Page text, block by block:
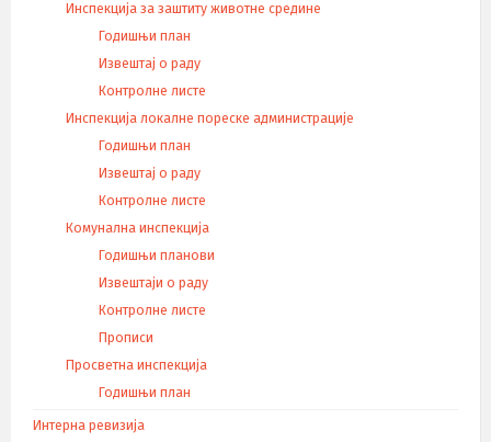
Инспекција за заштиту животне средине
Годишњи план
Извештај о раду
Контролне листе
Инспекција локалне пореске администрације
Годишњи план
Извештај о раду
Контролне листе
Комунална инспекција
Годишњи планови
Извештаји о раду
Контролне листе
Прописи
Просветна инспекција
Годишњи план
Интерна ревизија